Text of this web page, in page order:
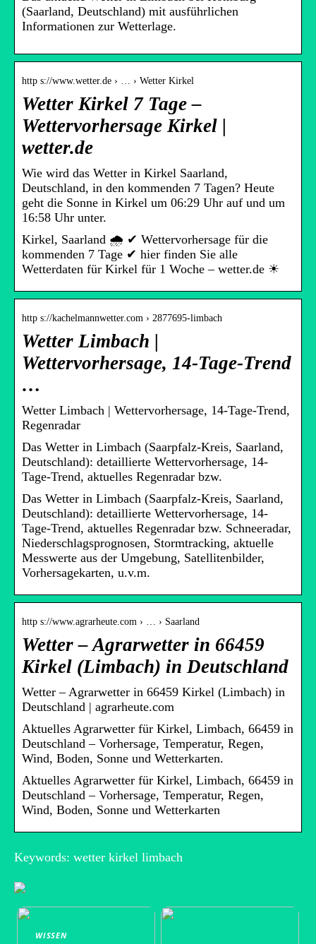
(Saarland, Deutschland) mit ausführlichen
Informationen zur Wetterlage.
http s://www.wetter.de › … › Wetter Kirkel
Wetter Kirkel 7 Tage –
Wettervorhersage Kirkel |
wetter.de
Wie wird das Wetter in Kirkel Saarland,
Deutschland, in den kommenden 7 Tagen? Heute
geht die Sonne in Kirkel um 06:29 Uhr auf und um
16:58 Uhr unter.
Kirkel, Saarland 🌧️ ✔ Wettervorhersage für die
kommenden 7 Tage ✔ hier finden Sie alle
Wetterdaten für Kirkel für 1 Woche – wetter.de ☀
http s://kachelmannwetter.com › 2877695-limbach
Wetter Limbach |
Wettervorhersage, 14-Tage-Trend
…
Wetter Limbach | Wettervorhersage, 14-Tage-Trend,
Regenradar
Das Wetter in Limbach (Saarpfalz-Kreis, Saarland,
Deutschland): detaillierte Wettervorhersage, 14-
Tage-Trend, aktuelles Regenradar bzw.
Das Wetter in Limbach (Saarpfalz-Kreis, Saarland,
Deutschland): detaillierte Wettervorhersage, 14-
Tage-Trend, aktuelles Regenradar bzw. Schneeradar,
Niederschlagsprognosen, Stormtracking, aktuelle
Messwerte aus der Umgebung, Satellitenbilder,
Vorhersagekarten, u.v.m.
http s://www.agrarheute.com › … › Saarland
Wetter – Agrarwetter in 66459
Kirkel (Limbach) in Deutschland
Wetter – Agrarwetter in 66459 Kirkel (Limbach) in
Deutschland | agrarheute.com
Aktuelles Agrarwetter für Kirkel, Limbach, 66459 in
Deutschland – Vorhersage, Temperatur, Regen,
Wind, Boden, Sonne und Wetterkarten.
Aktuelles Agrarwetter für Kirkel, Limbach, 66459 in
Deutschland – Vorhersage, Temperatur, Regen,
Wind, Boden, Sonne und Wetterkarten
Keywords: wetter kirkel limbach
WISSEN